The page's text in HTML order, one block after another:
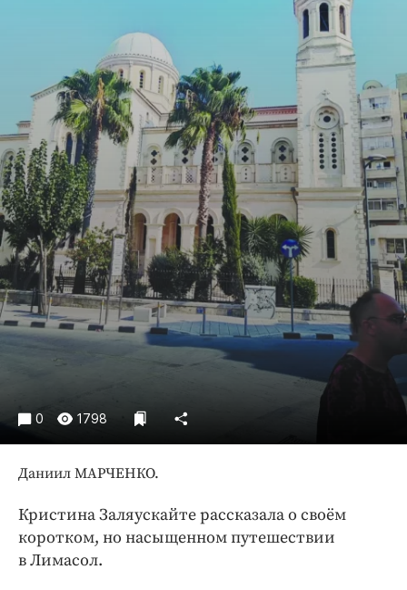
Праздники
Происшествия
Спорт
Экономика и бизнес
ПРОЕКТЫ
Блоги
Издания
Медиаперсона
Интересное чтиво
Клиника года
Работодатель года
0 1798
Даниил МАРЧЕНКО.
Кристина Заляускайте рассказала о своём
коротком, но насыщенном путешествии
в Лимасол.